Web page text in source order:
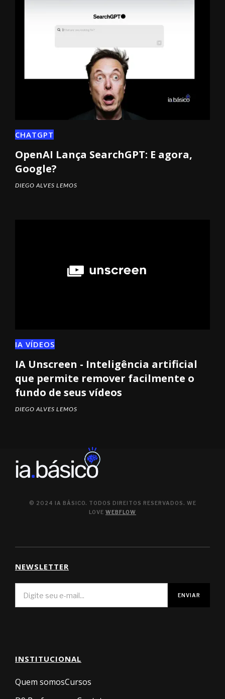
CHATGPT
OpenAI Lança SearchGPT: E agora,
Google?
DIEGO ALVES LEMOS
IA VÍDEOS
IA Unscreen - Inteligência artificial
que permite remover facilmente o
fundo de seus vídeos
DIEGO ALVES LEMOS
© 2024 IA BÁSICO. TODOS DIREITOS RESERVADOS. WE
LOVE WEBFLOW
NEWSLETTER
INSTITUCIONAL
Quem somosCursos